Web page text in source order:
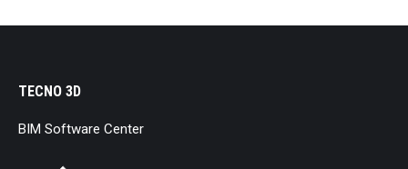
TECNO 3D
BIM Software Center